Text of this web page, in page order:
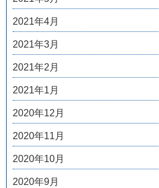
2021年4月
2021年3月
2021年2月
2021年1月
2020年12月
2020年11月
2020年10月
2020年9月